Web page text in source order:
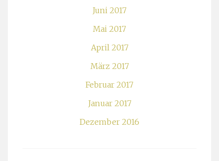
Juni 2017
Mai 2017
April 2017
März 2017
Februar 2017
Januar 2017
Dezember 2016